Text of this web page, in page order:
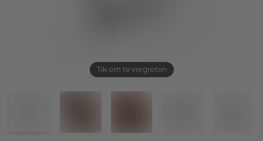
Tik om te vergroten